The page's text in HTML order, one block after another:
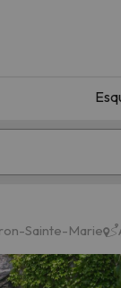
Sainte-Marie